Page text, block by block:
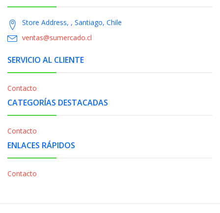
Store Address, , Santiago, Chile
ventas@sumercado.cl
SERVICIO AL CLIENTE
Contacto
CATEGORÍAS DESTACADAS
Contacto
ENLACES RÁPIDOS
Contacto